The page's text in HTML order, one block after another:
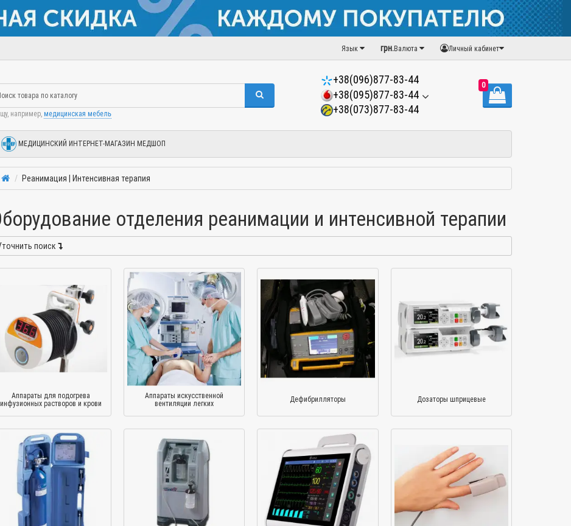
Личный кабинет
грн.Валюта
Язык
+38(096)877-83-44
+38(095)877-83-44
+38(073)877-83-44
0
например, медицинская мебель
МЕДИЦИНСКИЙ ИНТЕРНЕТ-МАГАЗИН МЕДШОП
Реанимация | Интенсивная терапия
отделения реанимации и интенсивной терапии
поиск
Аппараты для подогрева
инфузионных растворов и крови
Аппараты искусственной
вентиляции легких
Дефибрилляторы Дозаторы шприцевые